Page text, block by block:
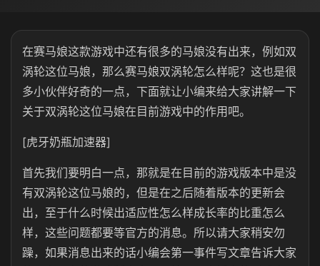
在赛马娘这款游戏中还有很多的马娘没有出来，例如双
涡轮这位马娘，那么赛马娘双涡轮怎么样呢？这也是很
多小伙伴好奇的一点，下面就让小编来给大家讲解一下
关于双涡轮这位马娘在目前游戏中的作用吧。
[虎牙奶瓶加速器]
首先我们要明白一点，那就是在目前的游戏版本中是没
有双涡轮这位马娘的，但是在之后随着版本的更新会
出，至于什么时候出适应性怎么样成长率的比重怎么
样，这些问题都要等官方的消息。所以请大家稍安勿
躁，如果消息出来的话小编会第一事件写文章告诉大家